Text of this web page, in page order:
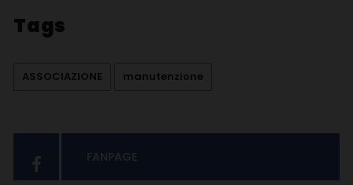
Tags
ASSOCIAZIONE manutenzione
FANPAGE